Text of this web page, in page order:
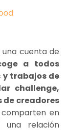
cuenta de
a todos
trabajos de
challenge,
de creadores
en
una relación